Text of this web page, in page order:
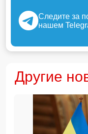
Следите за
нашем
Другие